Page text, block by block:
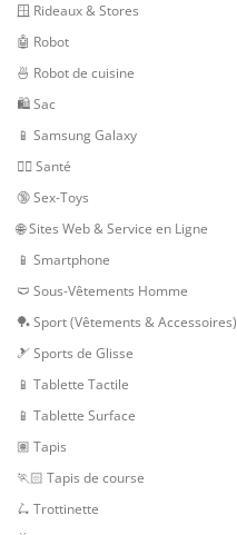
🪟 Rideaux & Stores
🤖 Robot
🍜 Robot de cuisine
🛍 Sac
📱 Samsung Galaxy
👨‍⚕️ Santé
🔞 Sex-Toys
🌐 Sites Web & Service en Ligne
📱 Smartphone
🩲 Sous-Vêtements Homme
🏓 Sport (Vêtements & Accessoires)
🎿 Sports de Glisse
📱 Tablette Tactile
📱 Tablette Surface
🏽 Tapis
🏃🏻 Tapis de course
🛴 Trottinette